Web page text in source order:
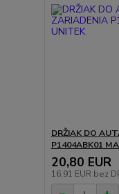
DRŽIAK DO
P1404ABK01
20,80 EUR
16,91 EUR bez